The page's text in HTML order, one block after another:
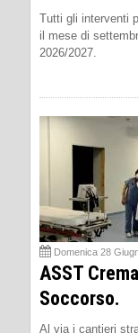
Tutti gli interventi
il mese di
2026/2027.
Domenica 28
ASST
Soccorso.
Al via i cantieri